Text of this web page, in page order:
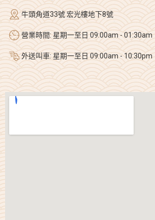
牛頭角道33號 宏光樓地下8號
營業時間: 星期一至日 09:00am - 01:30am
外送叫車: 星期一至日 09:00am - 10:30pm